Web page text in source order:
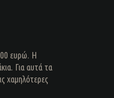
ευρώ. Η
Για αυτά τα
χαμηλότερες